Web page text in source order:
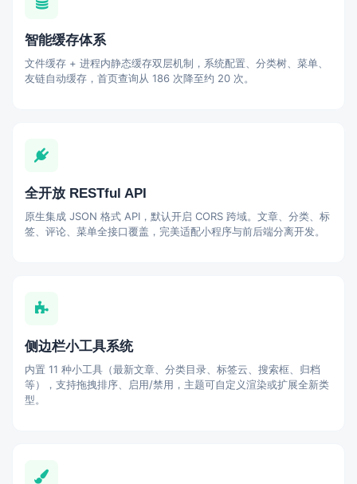
智能缓存体系
文件缓存 + 进程内静态缓存双层机制，系统配置、分类树、菜单、
友链自动缓存，首页查询从 186 次降至约 20 次。
全开放 RESTful API
原生集成 JSON 格式 API，默认开启 CORS 跨域。文章、分类、标
签、评论、菜单全接口覆盖，完美适配小程序与前后端分离开发。
侧边栏小工具系统
内置 11 种小工具（最新文章、分类目录、标签云、搜索框、归档
等），支持拖拽排序、启用/禁用，主题可自定义渲染或扩展全新类
型。